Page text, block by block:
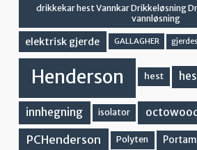
drikkekar hest Vannkar Drikkeløsning
vannløsning
elektrisk gjerde GALLAGHER
Henderson hest
innhegning isolator octowood
PCHenderson Polyten